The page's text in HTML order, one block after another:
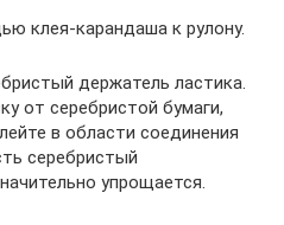
клея-карандаша к рулону.
держатель ластика.
от серебристой бумаги,
в области соединения
серебристый
упрощается.